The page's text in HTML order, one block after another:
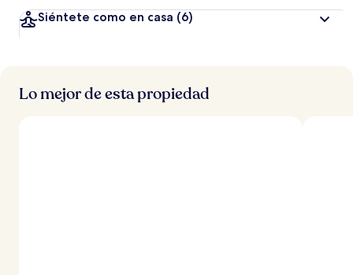
e
v
Siéntete como en casa (6)
Lo mejor de esta propiedad